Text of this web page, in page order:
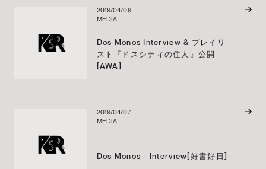
2019/04/09
MEDIA
Dos Monos Interview & プレイリ
スト『ドスシティの住人』公開
[AWA]
2019/04/07
MEDIA
Dos Monos - Interview[好書好日]